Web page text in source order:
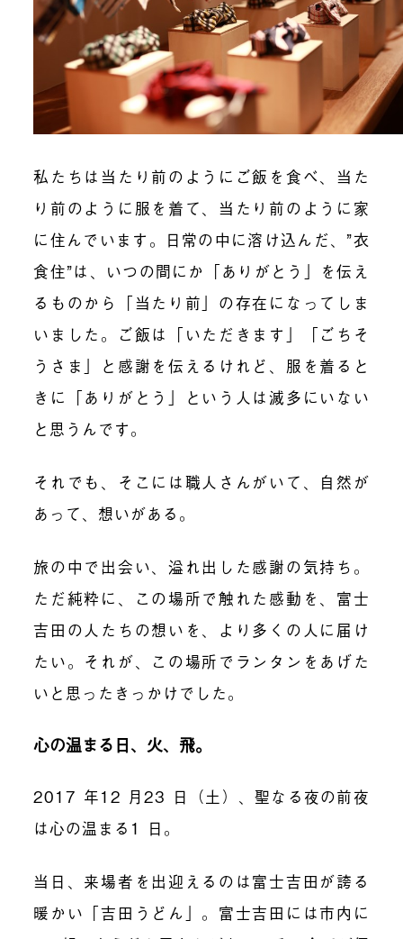
私たちは当たり前のようにご飯を食べ、当た
り前のように服を着て、当たり前のように家
に住んでいます。日常の中に溶け込んだ、”衣
食住”は、いつの間にか「ありがとう」を伝え
るものから「当たり前」の存在になってしま
いました。ご飯は「いただきます」「ごちそ
うさま」と感謝を伝えるけれど、服を着ると
きに「ありがとう」という人は滅多にいない
と思うんです。
それでも、そこには職人さんがいて、自然が
あって、想いがある。
旅の中で出会い、溢れ出した感謝の気持ち。
ただ純粋に、この場所で触れた感動を、富士
吉田の人たちの想いを、より多くの人に届け
たい。それが、この場所でランタンをあげた
いと思ったきっかけでした。
心の温まる日、火、飛。
2017 年12 月23 日（土）、聖なる夜の前夜
は心の温まる 1 日。
当日、来場者を出迎えるのは富士吉田が誇る
暖かい「吉田うどん」。富士吉田には市内に